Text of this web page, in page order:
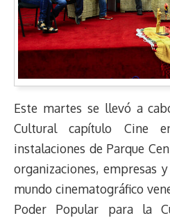
Este martes se llevó a
Cultural capítulo Cine
instalaciones de Parque
organizaciones, empresas
mundo cinematográfico
Poder Popular para la